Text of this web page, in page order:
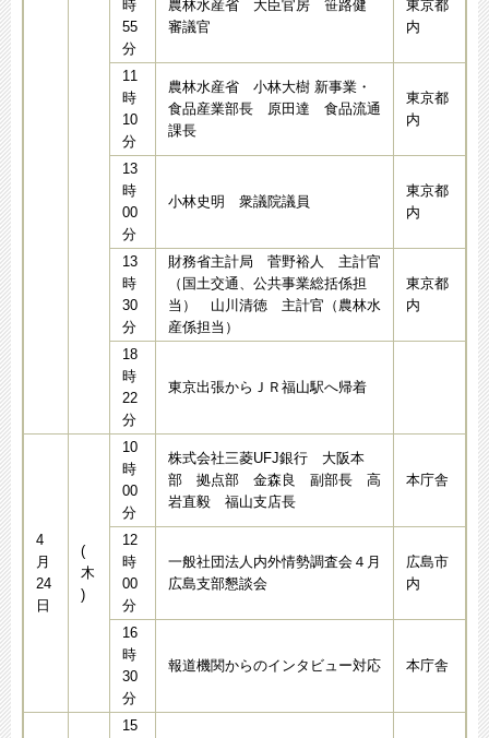
時
55
分
農林水産省 大臣官房 笹路健
審議官
東京都
内
11
時
10
分
農林水産省 小林大樹 新事業・
食品産業部長 原田達 食品流通
課長
東京都
内
13
時
00
分
小林史明 衆議院議員
東京都
内
13
時
30
分
財務省主計局 菅野裕人 主計官
（国土交通、公共事業総括係担
当） 山川清徳 主計官（農林水
産係担当）
東京都
内
18
時
22
分
東京出張からＪＲ福山駅へ帰着
4
月
24
日
(
木
)
10
時
00
分
株式会社三菱UFJ銀行 大阪本
部 拠点部 金森良 副部長 高
岩直毅 福山支店長
本庁舎
12
時
00
分
一般社団法人内外情勢調査会４月
広島支部懇談会
広島市
内
16
時
30
分
報道機関からのインタビュー対応 本庁舎
15